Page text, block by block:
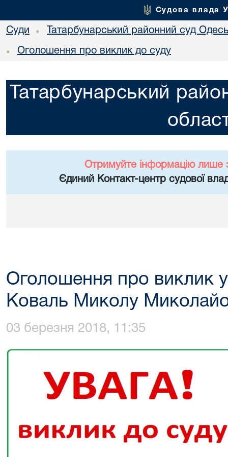
Судова влада
Суди • Татарбунарський районний суд
• Оголошення про виклик до суду
Татарбунарський
Отримуйте інформацію лише
Єдиний Контакт-центр судової
Оголошення про виклик у
Коваль Миколу
03 березня 2018, 11:35